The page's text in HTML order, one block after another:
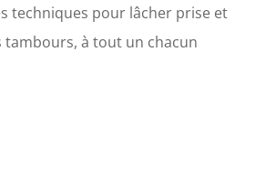
techniques pour lâcher prise et
tambours, à tout un chacun